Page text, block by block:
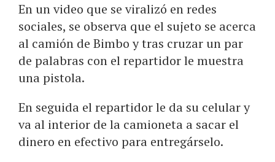
En un video que se viralizó en redes
sociales, se observa que el sujeto se acerca
al camión de Bimbo y tras cruzar un par
de palabras con el repartidor le muestra
una pistola.
En seguida el repartidor le da su celular y
va al interior de la camioneta a sacar el
dinero en efectivo para entregárselo.